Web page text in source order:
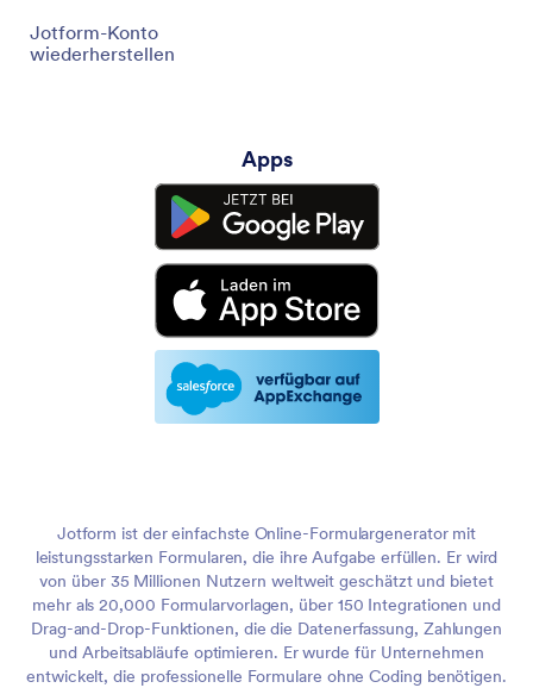
Jotform-Konto
wiederherstellen
Apps
Jotform ist der einfachste Online-Formulargenerator mit
leistungsstarken Formularen, die ihre Aufgabe erfüllen. Er wird
von über 35 Millionen Nutzern weltweit geschätzt und bietet
mehr als 20,000 Formularvorlagen, über 150 Integrationen und
Drag-and-Drop-Funktionen, die die Datenerfassung, Zahlungen
und Arbeitsabläufe optimieren. Er wurde für Unternehmen
entwickelt, die professionelle Formulare ohne Coding benötigen.